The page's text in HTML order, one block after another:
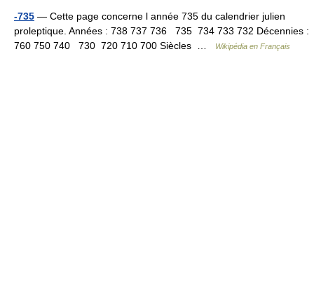
-735 — Cette page concerne l année 735 du calendrier julien
proleptique. Années : 738 737 736 735 734 733 732 Décennies :
760 750 740 730 720 710 700 Siècles …
Wikipédia en Français